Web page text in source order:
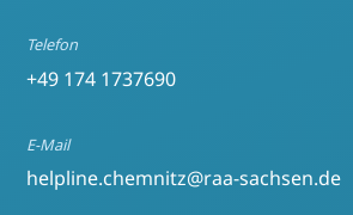
Telefon
+49 174 1737690
E-Mail
helpline.chemnitz@raa-sachsen.de